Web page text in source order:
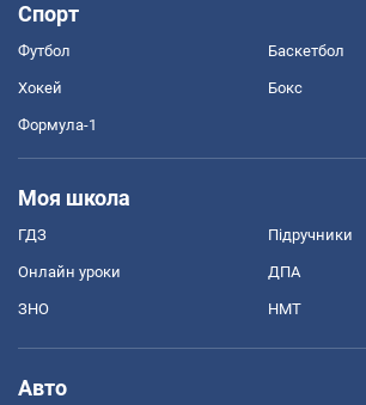
Спорт
Футбол Баскетбол
Хокей Бокс
Формула-1
Моя школа
ГДЗ Підручники
Онлайн уроки ДПА
ЗНО НМТ
Авто